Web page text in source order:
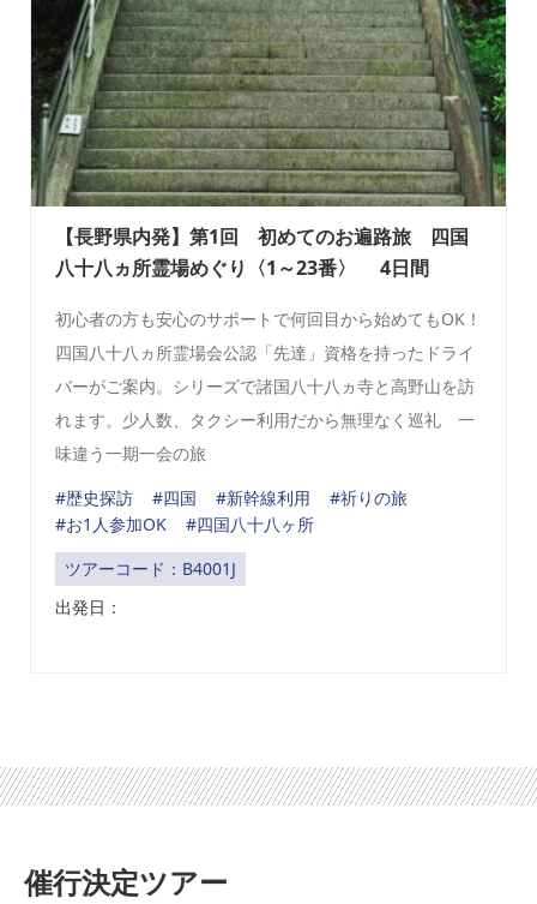
【長野県内発】第1回 初めてのお遍路旅 四国
八十八ヵ所霊場めぐり〈1～23番〉 4日間
初心者の方も安心のサポートで何回目から始めてもOK！
四国八十八ヵ所霊場会公認「先達」資格を持ったドライ
バーがご案内。シリーズで諸国八十八ヵ寺と高野山を訪
れます。少人数、タクシー利用だから無理なく巡礼 一
味違う一期一会の旅
#歴史探訪
#四国 #新幹線利用
#祈りの旅
#お1人参加OK
#四国八十八ヶ所
ツアーコード：B4001J
出発日：
催行決定ツアー